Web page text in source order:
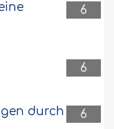
6
6
6
durch